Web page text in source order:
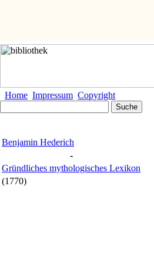
Home Impressum Copyright
Benjamin Hederich
-
Gründliches mythologisches Lexikon
(1770)